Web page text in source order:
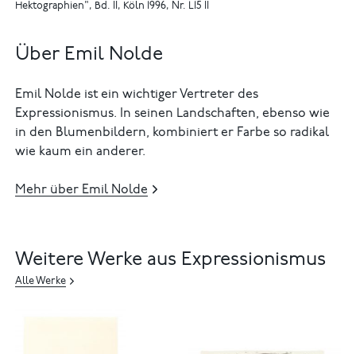
Hektographien", Bd. II, Köln 1996, Nr. L15 II
Über Emil Nolde
Emil Nolde ist ein wichtiger Vertreter des
Expressionismus. In seinen Landschaften, ebenso wie
in den Blumenbildern, kombiniert er Farbe so radikal
wie kaum ein anderer.
Mehr über Emil Nolde
Weitere Werke aus Expressionismus
Alle Werke